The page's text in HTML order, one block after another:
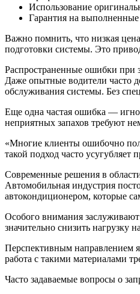
Использование
Гарантия на
Важно помнить, что низкая
подготовки системы. Это
Распространенные ошибки при
Даже опытные водители часто
обслуживания системы. Без
Еще одна частая ошибка —
неприятных запахов требуют
«Многие клиенты ошибочно
такой подход часто усугубляет
Современные решения в
Автомобильная индустрия
автокондиционером, которые
Особого внимания
значительно снизить нагрузку
Перспективным направлением
работа с такими материалами
Часто задаваемые вопросы о